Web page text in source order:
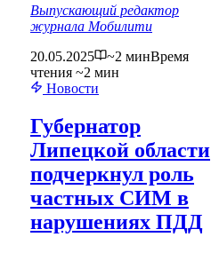
Выпускающий редактор
журнала Мобилити
20.05.2025
~2 минВремя
чтения ~2 мин
Новости
Губернатор
Липецкой области
подчеркнул роль
частных СИМ в
нарушениях ПДД